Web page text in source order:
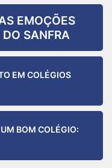
EMOÇÕES
SANFRA
EM COLÉGIOS
BOM COLÉGIO: